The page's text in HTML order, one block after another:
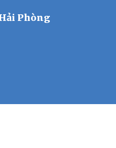
Phòng